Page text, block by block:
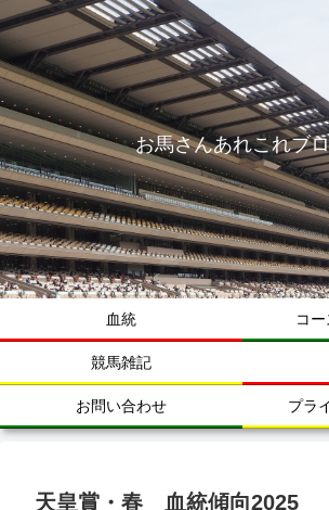
お馬さんあれこれブ
血統 コ
競馬雑記
お問い合わせ プラ
天皇賞・春 血統傾向2025